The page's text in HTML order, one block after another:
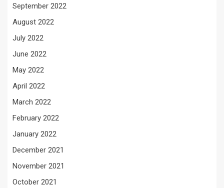
September 2022
August 2022
July 2022
June 2022
May 2022
April 2022
March 2022
February 2022
January 2022
December 2021
November 2021
October 2021